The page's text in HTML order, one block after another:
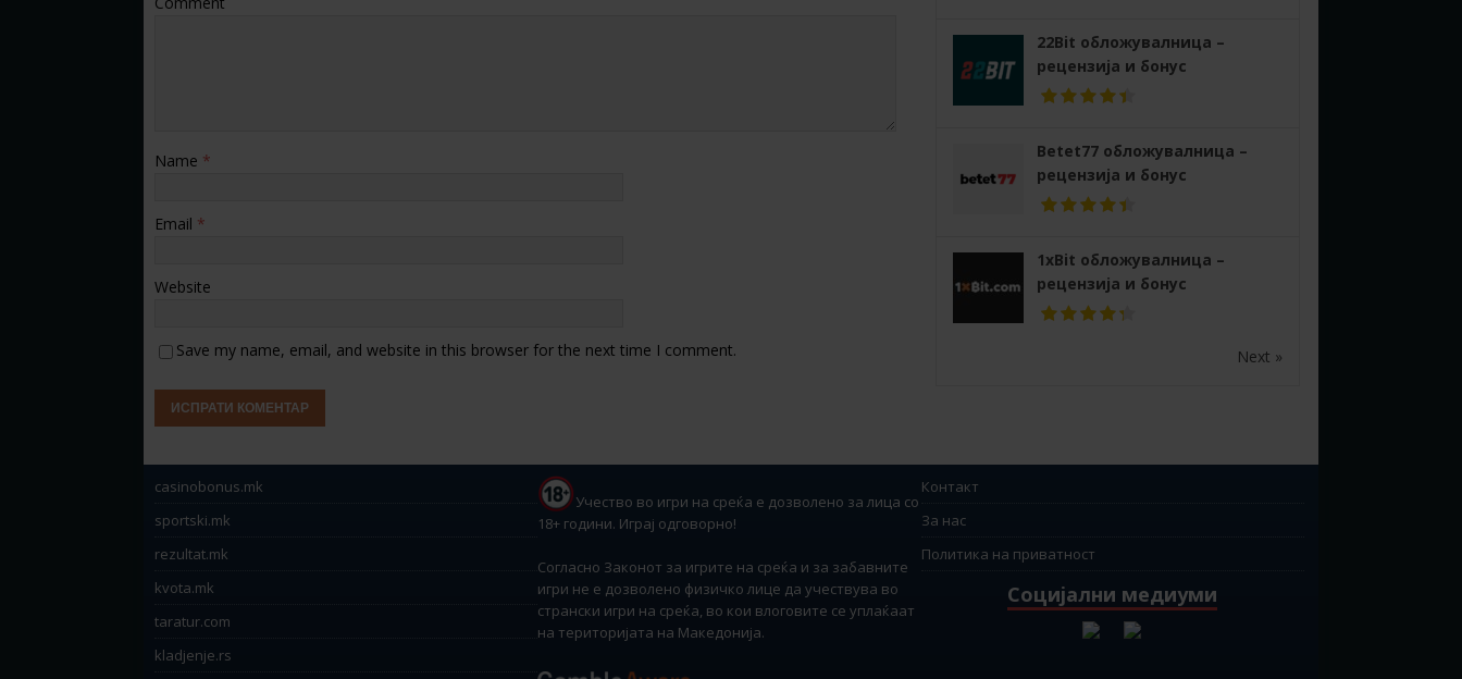
Name *
Email *
Website
Save my name, email, and website in this browser for the next time I comment.
22Bit обложувалница –
рецензија и бонус
Betet77 обложувалница –
рецензија и бонус
1xBit обложувалница –
рецензија и бонус
Next »
casinobonus.mk
sportski.mk
rezultat.mk
kvota.mk
taratur.com
kladjenje.rs
Учество во игри на среќа е дозволено за лица со
18+ години. Играј одговорно!
Согласно Законот за игрите на среќа и за забавните
игри не е дозволено физичко лице да учествува во
странски игри на среќа, во кои влоговите се уплаќаат
на територијата на Македонија.
Контакт
За нас
Политика на приватност
Социјални медиуми